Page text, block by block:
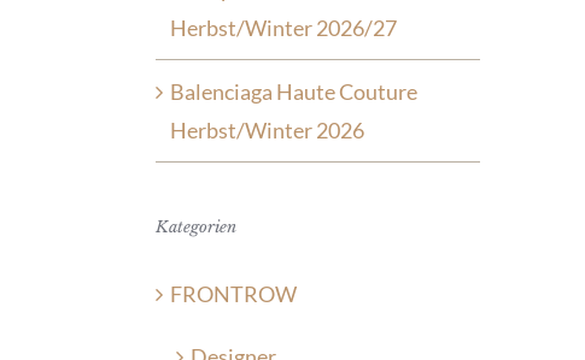
Herbst/Winter 2026/27
Balenciaga Haute Couture
Herbst/Winter 2026
Kategorien
FRONTROW